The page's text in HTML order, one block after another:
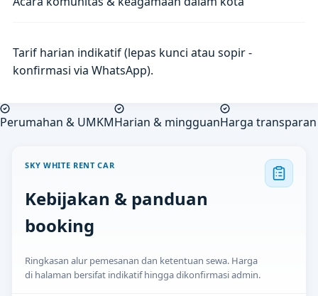
Tarif harian indikatif (lepas kunci atau sopir -
konfirmasi via WhatsApp).
Perumahan & UMKMHarian & mingguanHarga transparan
SKY WHITE RENT CAR
Kebijakan & panduan
booking
Ringkasan alur pemesanan dan ketentuan sewa. Harga
di halaman bersifat indikatif hingga dikonfirmasi admin.